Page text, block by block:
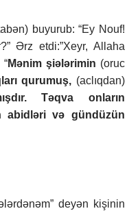
buyurub: “Ey Nouf!
Ərz etdi:”Xeyr, Allaha
Mənim şiələrimin (oruc
qurumuş, (aclıqdan)
Təqva onların
abidləri və gündüzün
deyən kişinin